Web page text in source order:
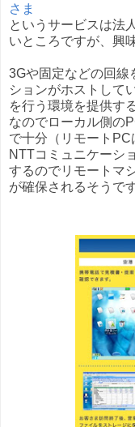
さま
というサービスは法
いところですが、興
3Gや固定などの回線
ションがホストして
を行う環境を提供す
なのでローカル側の
で十分（リモート
NTTコミュニケーシ
するのでリモートマ
が確保されるそうです